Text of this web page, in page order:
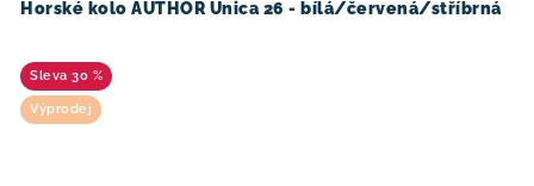
Horské kolo AUTHOR Unica 26 - bílá/červená/stříbrná
30 %
Výprodej